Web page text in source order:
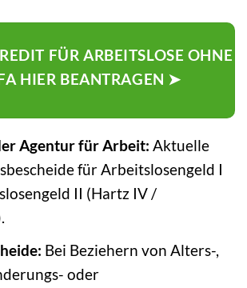
FÜR ARBEITSLOSE OHNE
HIER BEANTRAGEN ➤
Agentur für Arbeit: Aktuelle
für Arbeitslosengeld I
II (Hartz IV /
Bei Beziehern von Alters-,
oder